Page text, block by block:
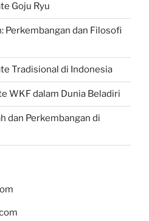
Goju Ryu
Perkembangan dan Filosofi
Tradisional di Indonesia
WKF dalam Dunia Beladiri
dan Perkembangan di